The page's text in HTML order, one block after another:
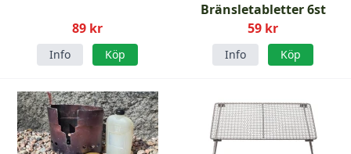
89 kr
Info Köp
Bränsletabletter 6st
59 kr
Info Köp